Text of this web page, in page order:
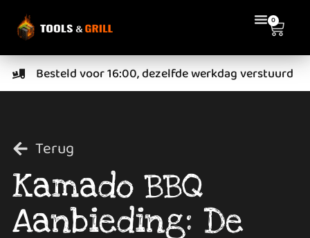
0
Besteld voor 16:00, dezelfde werkdag verstuurd
Terug
Kamado BBQ
Aanbieding: De